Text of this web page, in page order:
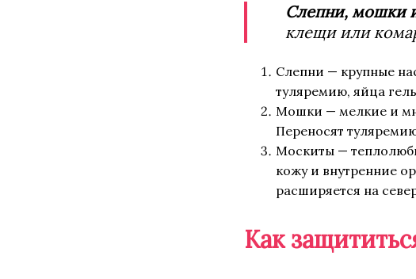
Слепни, мошки
клещи или
Слепни — крупные
туляремию, яйца
Мошки — мелкие и
Переносят
Москиты —
кожу и внутренние
расширяется на
Как